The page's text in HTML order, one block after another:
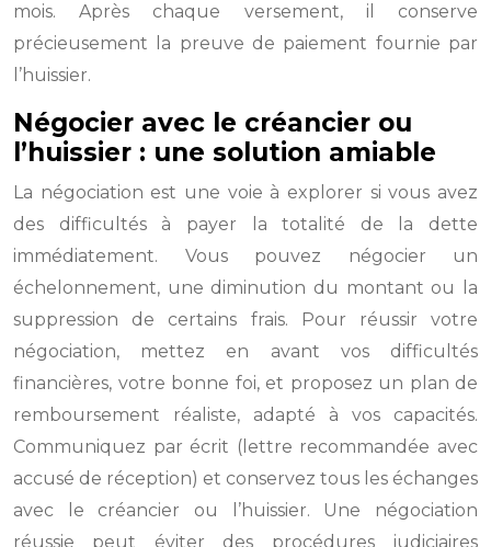
mois. Après chaque versement, il conserve
précieusement la preuve de paiement fournie par
l’huissier.
Négocier avec le créancier ou
l’huissier : une solution amiable
La négociation est une voie à explorer si vous avez
des difficultés à payer la totalité de la dette
immédiatement. Vous pouvez négocier un
échelonnement, une diminution du montant ou la
suppression de certains frais. Pour réussir votre
négociation, mettez en avant vos difficultés
financières, votre bonne foi, et proposez un plan de
remboursement réaliste, adapté à vos capacités.
Communiquez par écrit (lettre recommandée avec
accusé de réception) et conservez tous les échanges
avec le créancier ou l’huissier. Une négociation
réussie peut éviter des procédures judiciaires